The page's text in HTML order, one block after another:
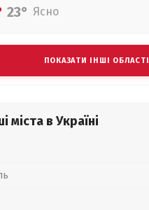
23° Ясно
ПОКАЗАТИ ІНШІ ОБЛАСТІ
міста в Україні